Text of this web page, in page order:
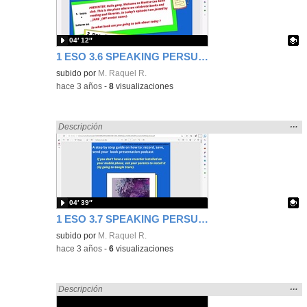
1 ESO 3.6 SPEAKING PERSUASIVE TEXT: MODEL PODCAST SCRIPT+TEMPLATE
Contenido educativo.
subido por M. Raquel R.
04′ 12″
-hace 3 años -8 visualizaciones
1 ESO 3.7 SPEAKING PERSUASIVE TEXT: HOW TO RECORD AND SAVE YOUR AUDIO PODCAST
Encontrado «Oral» en:
Descripción
la
…
Contenido educativo.
subido por M. Raquel R.
04′ 39″
-hace 3 años -6 visualizaciones
Encontrado «Oral» en:
Descripción
la
…